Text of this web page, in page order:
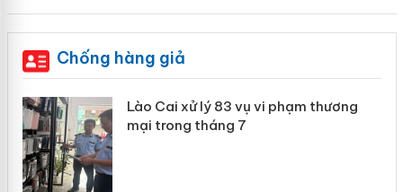
Chống hàng giả
Lào Cai xử lý 83 vụ vi phạm thương
mại trong tháng 7